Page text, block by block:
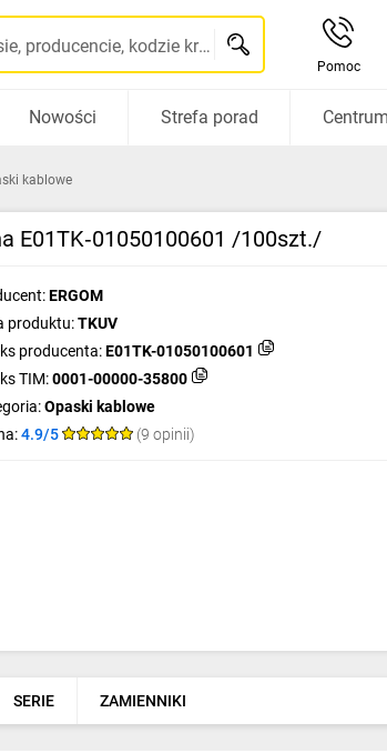
Szukaj po nazwie, indeksie, producencie, kodzie kreskowym...
Pomoc
Nowości Strefa porad
kablowe
E01TK‑01050100601 /100szt./
ERGOM
produktu:TKUV
producenta:E01TK-01050100601
TIM:0001-00000-35800
Opaski kablowe
4.9/5 (9 opinii)
SERIE ZAMIENNIKI